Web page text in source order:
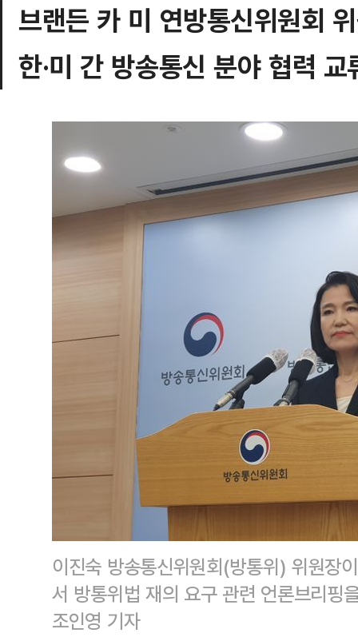
브랜든 카 미 연방통신위원회
한·미 간 방송통신 분야 협력
이진숙 방송통신위원회(방통위) 위원장
서 방통위법 재의 요구 관련 언론브리
조인영 기자